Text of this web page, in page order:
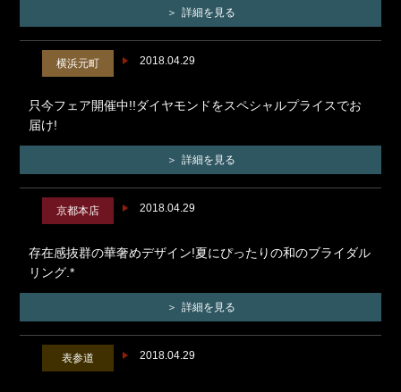
詳細を見る
2018.04.29
横浜元町
只今フェア開催中!!ダイヤモンドをスペシャルプライスでお
届け!
詳細を見る
2018.04.29
京都本店
存在感抜群の華奢めデザイン!夏にぴったりの和のブライダル
リング.*
詳細を見る
2018.04.29
表参道